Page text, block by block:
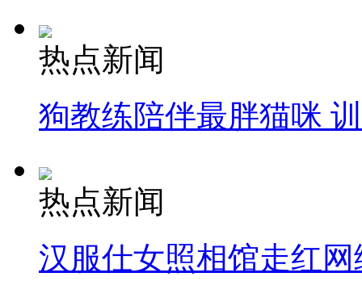
热点新闻
狗教练陪伴最胖猫咪
热点新闻
汉服仕女照相馆走红网